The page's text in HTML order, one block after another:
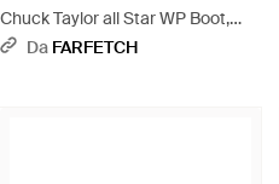
Chuck Taylor all Star WP Boot,
Sneaker a Collo Alto Unisex -
Da FARFETCH